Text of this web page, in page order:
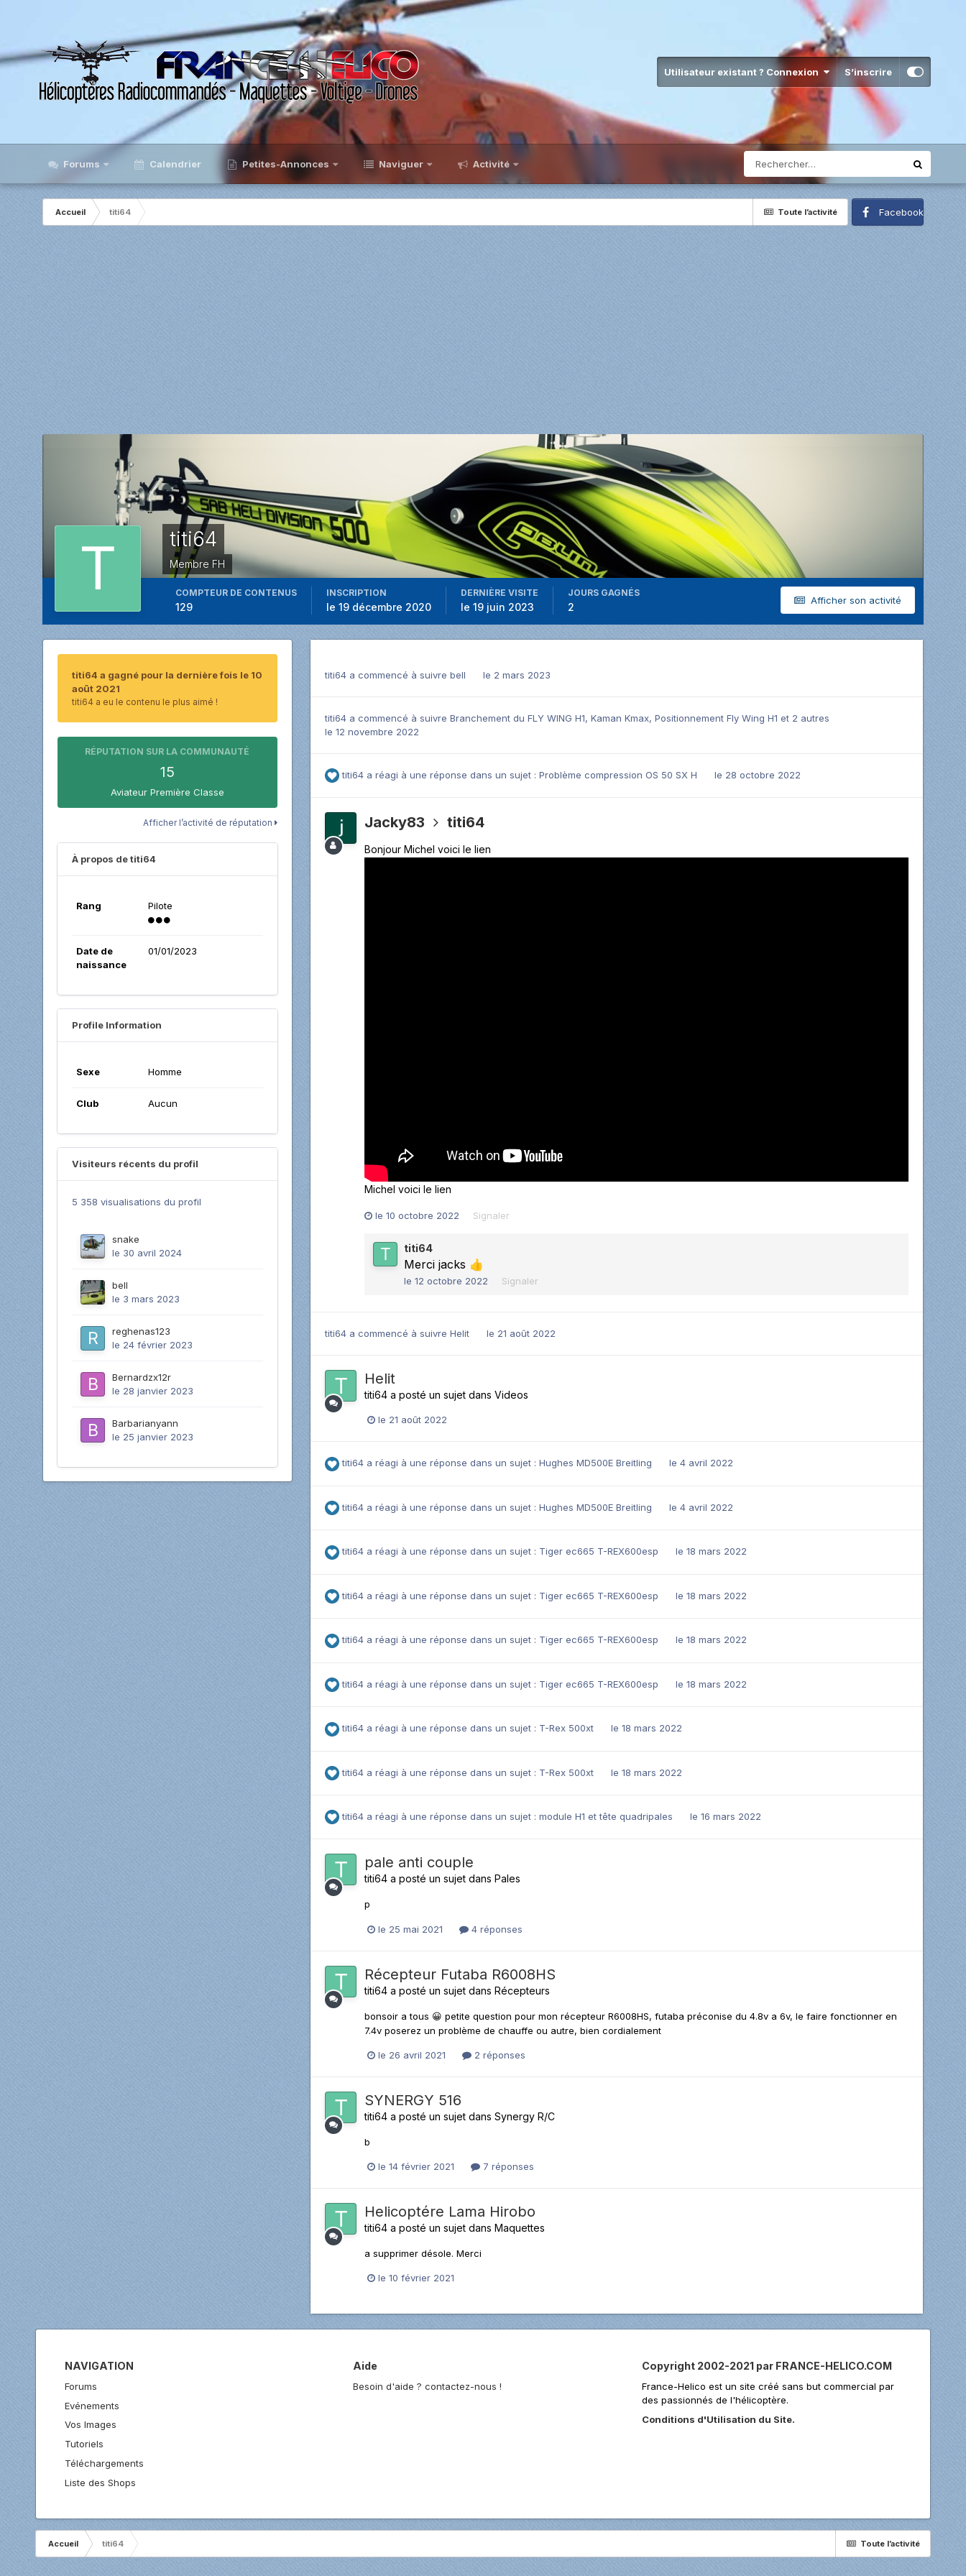
Utilisateur existant ? Connexion S’inscrire
Forums Calendrier Petites-Annonces Naviguer Activité
Toute l’activité
Accueil titi64 Facebook
titi64
Membre FH
Afficher son activité
COMPTEUR DE CONTENUS
129
INSCRIPTION
le 19 décembre 2020
DERNIÈRE VISITE
le 19 juin 2023
JOURS GAGNÉS
2
titi64 a gagné pour la dernière fois le 10
août 2021
titi64 a eu le contenu le plus aimé !
RÉPUTATION SUR LA COMMUNAUTÉ
15
Aviateur Première Classe
Afficher l’activité de réputation
À propos de titi64
Rang Pilote
Date de
naissance
01/01/2023
Profile Information
Sexe Homme
Club Aucun
Visiteurs récents du profil
5 358 visualisations du profil
snake
le 30 avril 2024
bell
le 3 mars 2023
reghenas123
le 24 février 2023
Bernardzx12r
le 28 janvier 2023
Barbarianyann
le 25 janvier 2023
titi64a commencé à suivre bell le 2 mars 2023
titi64a commencé à suivre Branchement du FLY WING H1, Kaman Kmax, Positionnement Fly Wing H1 et 2 autres
le 12 novembre 2022
titi64a réagi à une réponse dans un sujet : Problème compression OS 50 SX H le 28 octobre 2022
Jacky83 titi64
Bonjour Michel voici le lien
Michel voici le lien
le 10 octobre 2022 Signaler
titi64
Merci jacks 👍
le 12 octobre 2022 Signaler
titi64a commencé à suivre Helit le 21 août 2022
Helit
titi64a posté un sujet dans Videos
le 21 août 2022
titi64a réagi à une réponse dans un sujet : Hughes MD500E Breitling le 4 avril 2022
titi64a réagi à une réponse dans un sujet : Hughes MD500E Breitling le 4 avril 2022
titi64a réagi à une réponse dans un sujet : Tiger ec665 T-REX600esp le 18 mars 2022
titi64a réagi à une réponse dans un sujet : Tiger ec665 T-REX600esp le 18 mars 2022
titi64a réagi à une réponse dans un sujet : Tiger ec665 T-REX600esp le 18 mars 2022
titi64a réagi à une réponse dans un sujet : Tiger ec665 T-REX600esp le 18 mars 2022
titi64a réagi à une réponse dans un sujet : T-Rex 500xt le 18 mars 2022
titi64a réagi à une réponse dans un sujet : T-Rex 500xt le 18 mars 2022
titi64a réagi à une réponse dans un sujet : module H1 et tête quadripales le 16 mars 2022
pale anti couple
titi64a posté un sujet dans Pales
p
le 25 mai 2021 4 réponses
Récepteur Futaba R6008HS
titi64a posté un sujet dans Récepteurs
bonsoir a tous 😀 petite question pour mon récepteur R6008HS, futaba préconise du 4.8v a 6v, le faire fonctionner en
7.4v poserez un problème de chauffe ou autre, bien cordialement
le 26 avril 2021 2 réponses
SYNERGY 516
titi64a posté un sujet dans Synergy R/C
b
le 14 février 2021 7 réponses
Helicoptére Lama Hirobo
titi64a posté un sujet dans Maquettes
a supprimer désole. Merci
le 10 février 2021
NAVIGATION
Forums
Evénements
Vos Images
Tutoriels
Téléchargements
Liste des Shops
Aide
Besoin d'aide ? contactez-nous !
Copyright 2002-2021 par FRANCE-HELICO.COM
France-Helico est un site créé sans but commercial par
des passionnés de l'hélicoptère.
Conditions d'Utilisation du Site.
Toute l’activité
Accueil titi64